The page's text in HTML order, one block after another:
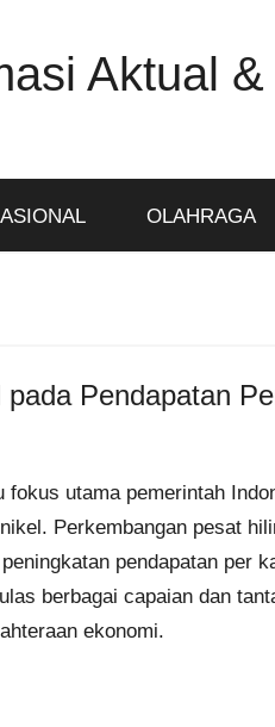
Aktual
OLAHRAGA
Pendapatan
utama pemerintah
Perkembangan pesat
pendapatan per
berbagai capaian dan
ekonomi.